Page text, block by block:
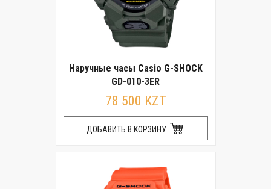
Наручные часы Casio G-SHOCK
GD-010-3ER
78 500 KZT
ДОБАВИТЬ В КОРЗИНУ